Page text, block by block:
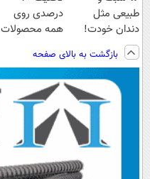
طبیعی مثل
دندان خودت!
نصب آسان و
پرداخت اقساطی
💳 📍 تهران
درصدی روی
همه محصولات
بازگشت به بالای صفحه